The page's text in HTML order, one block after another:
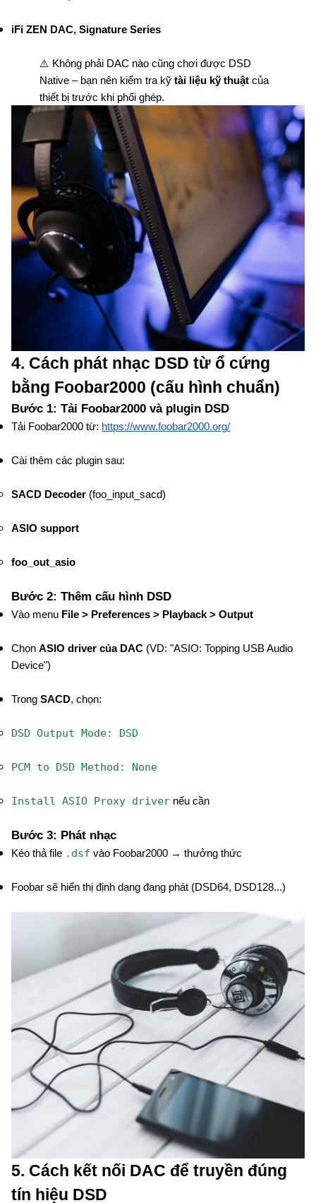
iFi ZEN DAC, Signature Series
⚠️ Không phải DAC nào cũng chơi được DSD
Native – bạn nên kiểm tra kỹ tài liệu kỹ thuật của
thiết bị trước khi phối ghép.
4. Cách phát nhạc DSD từ ổ cứng
bằng Foobar2000 (cấu hình chuẩn)
Bước 1: Tải Foobar2000 và plugin DSD
Tải Foobar2000 từ: https://www.foobar2000.org/
Cài thêm các plugin sau:
SACD Decoder (foo_input_sacd)
ASIO support
foo_out_asio
Bước 2: Thêm cấu hình DSD
Vào menu File > Preferences > Playback > Output
Chọn ASIO driver của DAC (VD: "ASIO: Topping USB Audio
Device")
Trong SACD, chọn:
DSD Output Mode: DSD
PCM to DSD Method: None
Install ASIO Proxy driver nếu cần
Bước 3: Phát nhạc
Kéo thả file .dsf vào Foobar2000 → thưởng thức
Foobar sẽ hiển thị định dạng đang phát (DSD64, DSD128...)
5. Cách kết nối DAC để truyền đúng
tín hiệu DSD